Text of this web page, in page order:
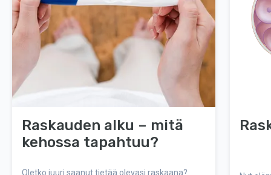
Raskauden alku – mitä
kehossa tapahtuu?
Oletko juuri saanut tietää olevasi raskaana?